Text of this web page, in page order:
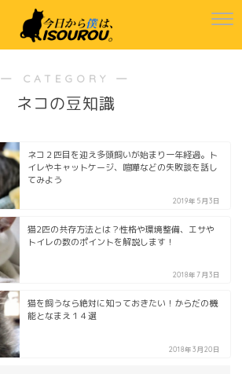
― CATEGORY ―
ネコの豆知識
ネコ２匹目を迎え多頭飼いが始まり一年経過。ト
イレやキャットケージ、喧嘩などの失敗談を話し
てみよう
2019年5月3日
猫2匹の共存方法とは？性格や環境整備、エサや
トイレの数のポイントを解説します！
2018年7月3日
猫を飼うなら絶対に知っておきたい！からだの機
能となまえ１４選
2018年3月20日